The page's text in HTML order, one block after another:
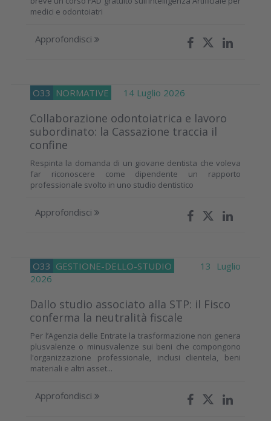
medici e odontoiatri
Approfondisci
O33 NORMATIVE 14 Luglio 2026
Collaborazione odontoiatrica e lavoro
subordinato: la Cassazione traccia il
confine
Respinta la domanda di un giovane dentista che voleva
far riconoscere come dipendente un rapporto
professionale svolto in uno studio dentistico
Approfondisci
O33 GESTIONE-DELLO-STUDIO
13 Luglio
2026
Dallo studio associato alla STP: il Fisco
conferma la neutralità fiscale
Per l’Agenzia delle Entrate la trasformazione non genera
plusvalenze o minusvalenze sui beni che compongono
l'organizzazione professionale, inclusi clientela, beni
materiali e altri asset...
Approfondisci